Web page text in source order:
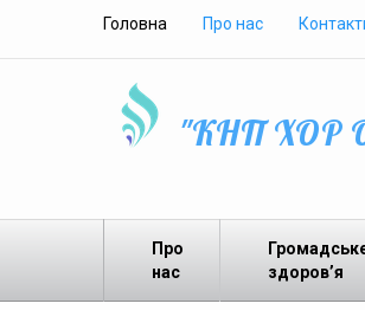
Головна Про нас
"КНП ХОР
Про
нас
здоров’я